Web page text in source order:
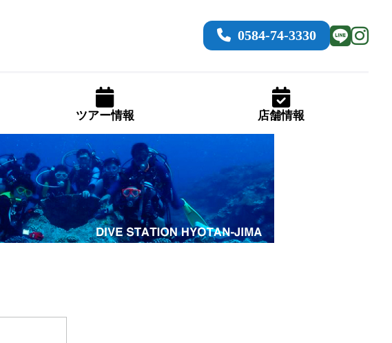
0584-74-3330
ツアー情報 店舗情報